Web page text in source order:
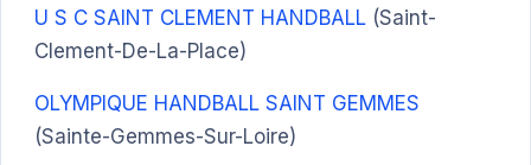
U S C SAINT CLEMENT HANDBALL (Saint-
Clement-De-La-Place)
OLYMPIQUE HANDBALL SAINT GEMMES
(Sainte-Gemmes-Sur-Loire)